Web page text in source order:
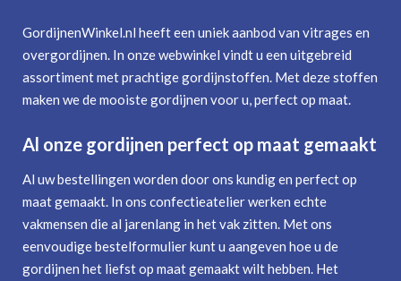
GordijnenWinkel.nl heeft een uniek aanbod van vitrages en
overgordijnen. In onze webwinkel vindt u een uitgebreid
assortiment met prachtige gordijnstoffen. Met deze stoffen
maken we de mooiste gordijnen voor u, perfect op maat.
Al onze gordijnen perfect op maat gemaakt
Al uw bestellingen worden door ons kundig en perfect op
maat gemaakt. In ons confectieatelier werken echte
vakmensen die al jarenlang in het vak zitten. Met ons
eenvoudige bestelformulier kunt u aangeven hoe u de
gordijnen het liefst op maat gemaakt wilt hebben. Het